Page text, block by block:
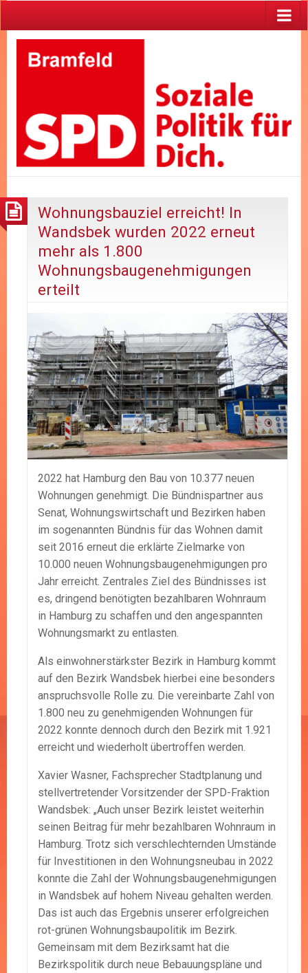
Wohnungsbauziel erreicht! In
Wandsbek wurden 2022 erneut
mehr als 1.800
Wohnungsbaugenehmigungen
erteilt
2022 hat Hamburg den Bau von 10.377 neuen
Wohnungen genehmigt. Die Bündnispartner aus
Senat, Wohnungswirtschaft und Bezirken haben
im sogenannten Bündnis für das Wohnen damit
seit 2016 erneut die erklärte Zielmarke von
10.000 neuen Wohnungsbaugenehmigungen pro
Jahr erreicht. Zentrales Ziel des Bündnisses ist
es, dringend benötigten bezahlbaren Wohnraum
in Hamburg zu schaffen und den angespannten
Wohnungsmarkt zu entlasten.
Als einwohnerstärkster Bezirk in Hamburg kommt
auf den Bezirk Wandsbek hierbei eine besonders
anspruchsvolle Rolle zu. Die vereinbarte Zahl von
1.800 neu zu genehmigenden Wohnungen für
2022 konnte dennoch durch den Bezirk mit 1.921
erreicht und wiederholt übertroffen werden.
Xavier Wasner, Fachsprecher Stadtplanung und
stellvertretender Vorsitzender der SPD-Fraktion
Wandsbek: „Auch unser Bezirk leistet weiterhin
seinen Beitrag für mehr bezahlbaren Wohnraum in
Hamburg. Trotz sich verschlechternden Umstände
für Investitionen in den Wohnungsneubau in 2022
konnte die Zahl der Wohnungsbaugenehmigungen
in Wandsbek auf hohem Niveau gehalten werden.
Das ist auch das Ergebnis unserer erfolgreichen
rot-grünen Wohnungsbaupolitik im Bezirk.
Gemeinsam mit dem Bezirksamt hat die
Bezirkspolitik durch neue Bebauungspläne und